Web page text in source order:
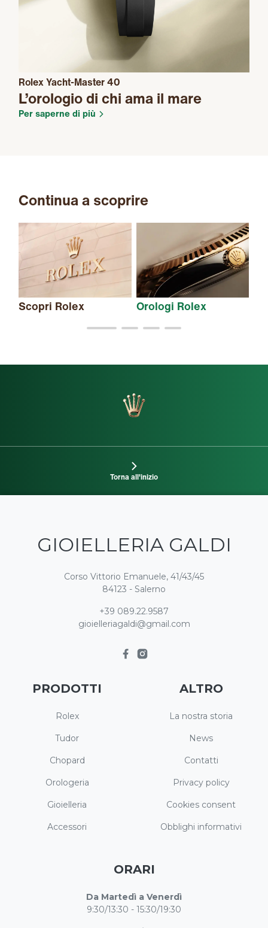
Rolex Yacht-Master 40
L’orologio di chi ama il mare
Per saperne di più
Continua a scoprire
Scopri Rolex Orologi Rolex
Torna all'inizio
GIOIELLERIA GALDI
Corso Vittorio Emanuele, 41/43/45
84123 - Salerno
+39 089.22.9587
gioielleriagaldi@gmail.com
PRODOTTI
Rolex
Tudor
Chopard
Orologeria
Gioielleria
Accessori
ALTRO
La nostra storia
News
Contatti
Privacy policy
Cookies consent
Obblighi informativi
ORARI
Da Martedì a Venerdì
9:30/13:30 - 15:30/19:30